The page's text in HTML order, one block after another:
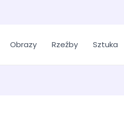
Obrazy Rzeźby Sztuka